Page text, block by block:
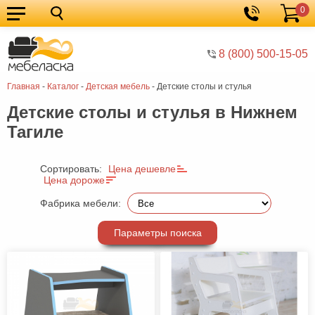
8 (800) 500-15-05
Корзина
0
Главная - Каталог - Детская мебель - Детские столы и стулья
Кухонные
гарнитуры
Мебель
для
кухни
Мебель
для
спальни
Кровати
Шкафы
Диваны
прихожей
Комоды
Детские столы и стулья в Нижнем
Тагиле
Сортировать:
Цена дешевле
Цена дороже
Фабрика мебели:
Параметры поиска